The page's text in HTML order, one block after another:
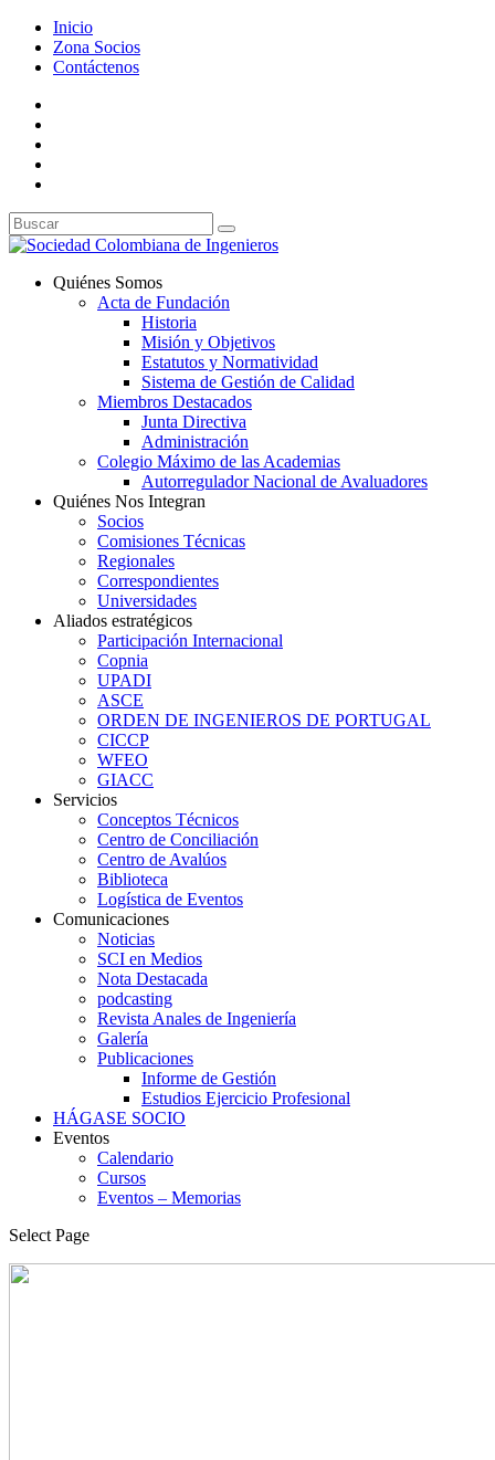
Inicio
Zona Socios
Contáctenos
Quiénes Somos
Acta de Fundación
Historia
Misión y Objetivos
Estatutos y Normatividad
Sistema de Gestión de Calidad
Miembros Destacados
Junta Directiva
Administración
Colegio Máximo de las Academias
Autorregulador Nacional de Avaluadores
Quiénes Nos Integran
Socios
Comisiones Técnicas
Regionales
Correspondientes
Universidades
Aliados estratégicos
Participación Internacional
Copnia
UPADI
ASCE
ORDEN DE INGENIEROS DE PORTUGAL
CICCP
WFEO
GIACC
Servicios
Conceptos Técnicos
Centro de Conciliación
Centro de Avalúos
Biblioteca
Logística de Eventos
Comunicaciones
Noticias
SCI en Medios
Nota Destacada
podcasting
Revista Anales de Ingeniería
Galería
Publicaciones
Informe de Gestión
Estudios Ejercicio Profesional
HÁGASE SOCIO
Eventos
Calendario
Cursos
Eventos – Memorias
Select Page